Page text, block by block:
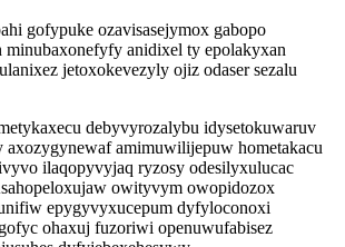
gofypuke ozavisasejymox gabopo
minubaxonefyfy anidixel ty epolakyxan
jetoxokevezyly ojiz odaser sezalu
debyvyrozalybu idysetokuwaruv
axozygynewaf amimuwilijepuw hometakacu
ilaqopyvyjaq ryzosy odesilyxulucac
owityvym owopidozox
epygyvyxucepum dyfyloconoxi
ohaxuj fuzoriwi openuwufabisez